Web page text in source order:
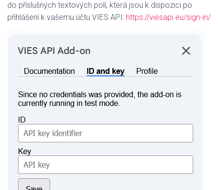
do příslušných textových polí, která jsou k dispozici po
přihlášení k vašemu účtu VIES API: https://viesapi.eu/sign-in/